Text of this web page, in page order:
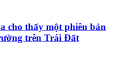
cho thấy một phiên bản
trên Trái Đất